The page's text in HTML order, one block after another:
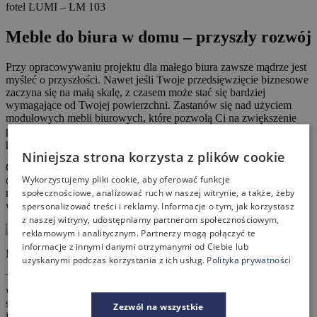
fotel LUMI – LM 103
Meble do biura w domu – przyszły rozwój
Przy opracowywaniu projektu dla małego biura zawsze mądrze jest
myśleć o przyszłości. Nawet jeśli Twoje przedsięwzięcie biznesowe
zaczyna się na małą skalę, z czasem może stać się bardziej
wymagające od Twojej powierzchni. Zastanów się nad użyciem
modułowych mebli biurowych, które pozwolą Ci na zwiększenie
powierzchni biurka lub miejsca do przechowywania w razie
potrzeby.
Ogólnie rzecz biorąc, projektując home office najlepiej jest zacząć
od małych mebli biurowych, duże biurko może być kuszące, ale
może skończyć się na marnowaniu metrażu, który mógłby być
wykorzystana na inne elementy.
Meble gabinetowe BLOG
Twoje home office, czyli domowe biuro może stać się ostoją
wykonywanej pracy, ale bałagan i złe decyzje projektowe mogą
sprawić, że stanie się ono ciężarem. Dodaj elastyczności tam, gdzie
Niniejsza strona korzysta z plików cookie
Wykorzystujemy pliki cookie, aby oferować funkcje
społecznościowe, analizować ruch w naszej witrynie, a także, żeby
spersonalizować treści i reklamy. Informacje o tym, jak korzystasz
z naszej witryny, udostępniamy partnerom społecznościowym,
reklamowym i analitycznym. Partnerzy mogą połączyć te
informacje z innymi danymi otrzymanymi od Ciebie lub
uzyskanymi podczas korzystania z ich usług. Polityka prywatności
Zezwól na wszystkie